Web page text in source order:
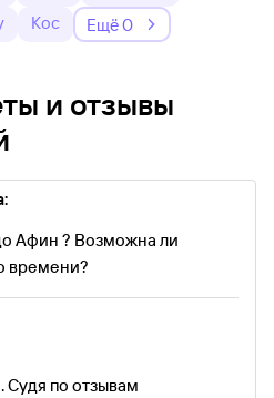
Кос Ещё 0
и отзывы
Афин ? Возможна ли
времени?
Судя по отзывам